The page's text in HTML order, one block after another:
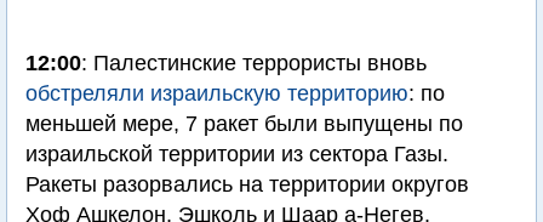
12:00: Палестинские террористы вновь
обстреляли израильскую территорию: по
меньшей мере, 7 ракет были выпущены по
израильской территории из сектора Газы.
Ракеты разорвались на территории округов
Хоф Ашкелон, Эшколь и Шаар а-Негев.